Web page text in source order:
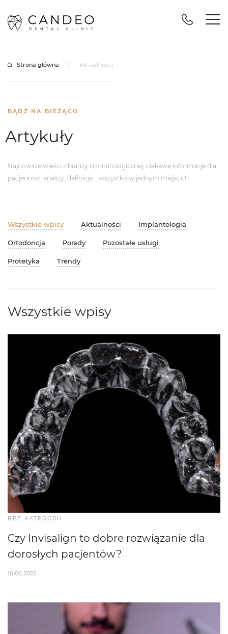
Strona główna / Aktualności
BĄDŹ NA BIEŻĄCO
Artykuły
Najnowsze wieści z branży stomatologicznej, ciekawe informacje dla
pacjentów, analizy, definicje... wszystko w jednym miejscu!
Wszystkie wpisy Aktualności Implantologia
Ortodoncja Porady Pozostałe usługi
Protetyka Trendy
Wszystkie wpisy
BEZ KATEGORII
Czy Invisalign to dobre rozwiązanie dla
dorosłych pacjentów?
16.06.2025